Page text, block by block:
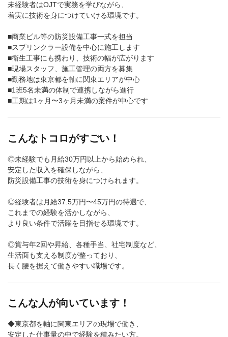
未経験者はOJTで実務を学びながら、
着実に技術を身につけていける環境です。
■商業ビル等の防災設備工事一式を担当
■スプリンクラー設備を中心に施工します
■衛生工事にも携わり、技術の幅が広がります
■現場スタッフ、施工管理の両方を募集
■勤務地は東京都を軸に関東エリアが中心
■1班5名未満の体制で連携しながら進行
■工期は1ヶ月〜3ヶ月未満の案件が中心です
こんなトコロがすごい！
◎未経験でも月給30万円以上から始められ、
安定した収入を確保しながら、
防災設備工事の技術を身につけられます。
◎経験者は月給37.5万円〜45万円の待遇で、
これまでの経験を活かしながら、
より良い条件で活躍を目指せる環境です。
◎賞与年2回や昇給、各種手当、社宅制度など、
生活面も支える制度が整っており、
長く腰を据えて働きやすい職場です。
こんな人が向いています！
◆東京都を軸に関東エリアの現場で働き、
安定した仕事量の中で経験を積みたい方。